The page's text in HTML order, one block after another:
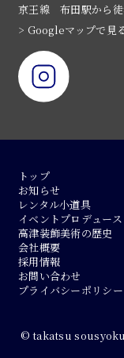
京王線 布田駅から
> Googleマップで見
トップ
お知らせ
レンタル小道具
イベントプロデュース
高津装飾美術の歴史
会社概要
採用情報
お問い合わせ
プライバシーポリシー
© takatsu